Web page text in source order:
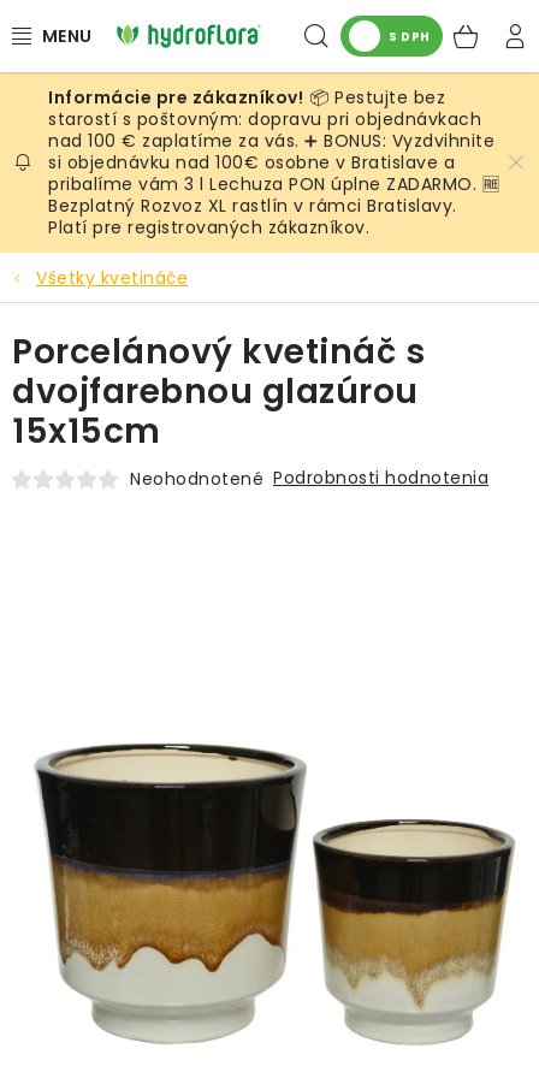
na
Hľadať
S DPH
RASTLINY
UMELÉ RASTLINY
KVETINÁČE
SUBSTRÁTY A PRÍSLUŠENSTVO
SERVIS INTERIÉROVEJ ZELENE
MACHY
ŽIVÉ STENY
NA OBJEDNÁVKU
AKCIA
NOVINKY
TEDE
SUBSTRÁTY A HNOJIVÁ
📦 Pestujte bez
starostí s poštovným: dopravu pri objednávkach
nad 100 € zaplatíme za vás. ➕ BONUS: Vyzdvihnite
si objednávku nad 100€ osobne v Bratislave a
pribalíme vám 3 l Lechuza PON úplne ZADARMO. 🆓
Bezplatný Rozvoz XL rastlín v rámci Bratislavy.
Platí pre registrovaných zákazníkov.
Všetky kvetináče
Porcelánový kvetináč s
dvojfarebnou glazúrou
15x15cm
Neohodnotené Podrobnosti hodnotenia